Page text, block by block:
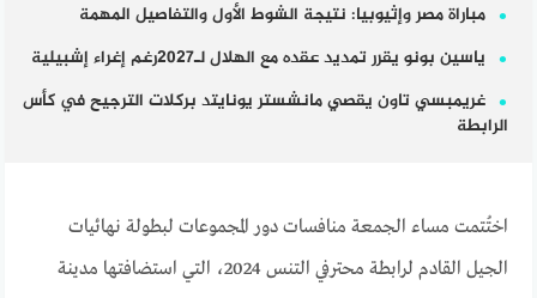
مباراة مصر وإثيوبيا: نتيجة الشوط الأول والتفاصيل المهمة
ياسين بونو يقرر تمديد عقده مع الهلال لـ2027رغم إغراء إشبيلية
غريمبسي تاون يقصي مانشستر يونايتد بركلات الترجيح في كأس
الرابطة
اختُتمت مساء الجمعة منافسات دور المجموعات لبطولة نهائيات
الجيل القادم لرابطة محترفي التنس 2024، التي استضافتها مدينة